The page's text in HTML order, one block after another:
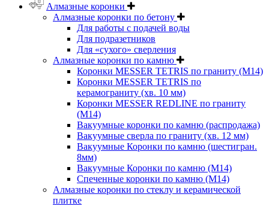
Алмазные коронки
Алмазные коронки по бетону
Для работы с подачей воды
Для подразетников
Для «сухого» сверления
Алмазные коронки по камню
Коронки MESSER TETRIS по граниту (М14)
Коронки MESSER TETRIS по
керамограниту (хв. 10 мм)
Коронки MESSER REDLINE по граниту
(М14)
Вакуумные коронки по камню (распродажа)
Вакуумные сверла по граниту (хв. 12 мм)
Вакуумные Коронки по камню (шестигран.
8мм)
Вакуумные Коронки по камню (M14)
Спеченные коронки по камню (M14)
Алмазные коронки по стеклу и керамической
плитке